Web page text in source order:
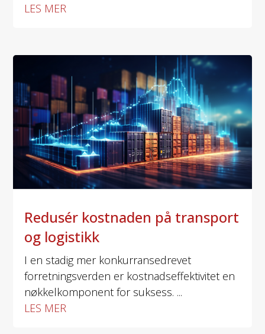
LES MER
Redusér kostnaden på transport
og logistikk
I en stadig mer konkurransedrevet
forretningsverden er kostnadseffektivitet en
nøkkelkomponent for suksess. ...
LES MER